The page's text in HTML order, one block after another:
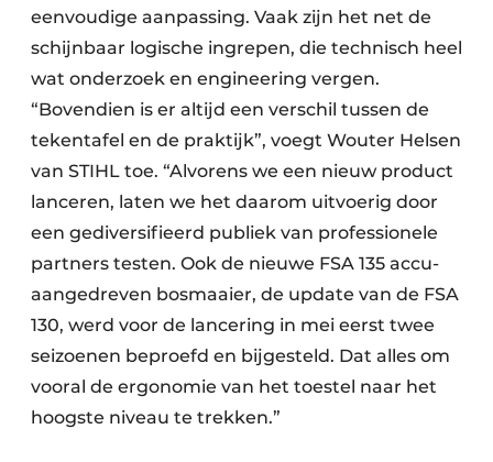
eenvoudige aanpassing. Vaak zijn het net de
schijnbaar logische ingrepen, die technisch heel
wat onderzoek en engineering vergen.
“Bovendien is er altijd een verschil tussen de
tekentafel en de praktijk”, voegt Wouter Helsen
van STIHL toe. “Alvorens we een nieuw product
lanceren, laten we het daarom uitvoerig door
een gediversifieerd publiek van professionele
partners testen. Ook de nieuwe FSA 135 accu-
aangedreven bosmaaier, de update van de FSA
130, werd voor de lancering in mei eerst twee
seizoenen beproefd en bijgesteld. Dat alles om
vooral de ergonomie van het toestel naar het
hoogste niveau te trekken.”